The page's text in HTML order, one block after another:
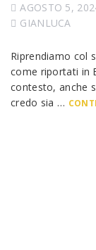
AGOSTO 5,
GIANLUCA
Riprendiamo col
come riportati in
contesto, anche
credo sia …